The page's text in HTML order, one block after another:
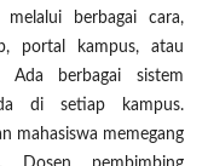
berbagai cara,
portal kampus, atau
Ada berbagai sistem
di setiap kampus.
mahasiswa memegang